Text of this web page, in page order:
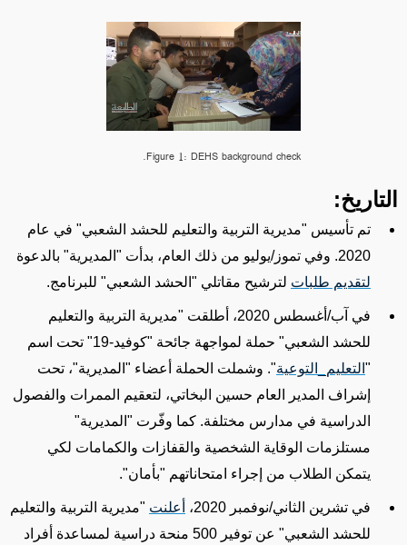
Figure 1: DEHS background check.
التاريخ:
تم تأسيس "مديرية التربية والتعليم للحشد الشعبي" في عام
2020. وفي تموز/يوليو من ذلك العام، بدأت "المديرية" بالدعوة
لتقديم طلبات لترشيح مقاتلي "الحشد الشعبي" للبرنامج.
في آب/أغسطس 2020، أطلقت "مديرية التربية والتعليم
للحشد الشعبي" حملة
لمواجهة جائحة "كوفيد-19" تحت اسم
" التعليم_التوعية". وشملت الحملة أعضاء "المديرية"، تحت
إشراف المدير العام حسين البخاتي، لتعقيم
الممرات والفصول
الدراسية في مدارس مختلفة. كما وفّرت "المديرية"
مستلزمات الوقاية الشخصية والقفازات والكمامات لكي
يتمكن الطلاب من إجراء امتحاناتهم "بأمان".
في تشرين الثاني/نوفمبر 2020، أعلنت "مديرية التربية والتعليم
للحشد الشعبي" عن توفير 500 منحة دراسية لمساعدة أفراد